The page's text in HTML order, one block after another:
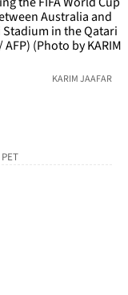
KARIM JAAFAR
PET